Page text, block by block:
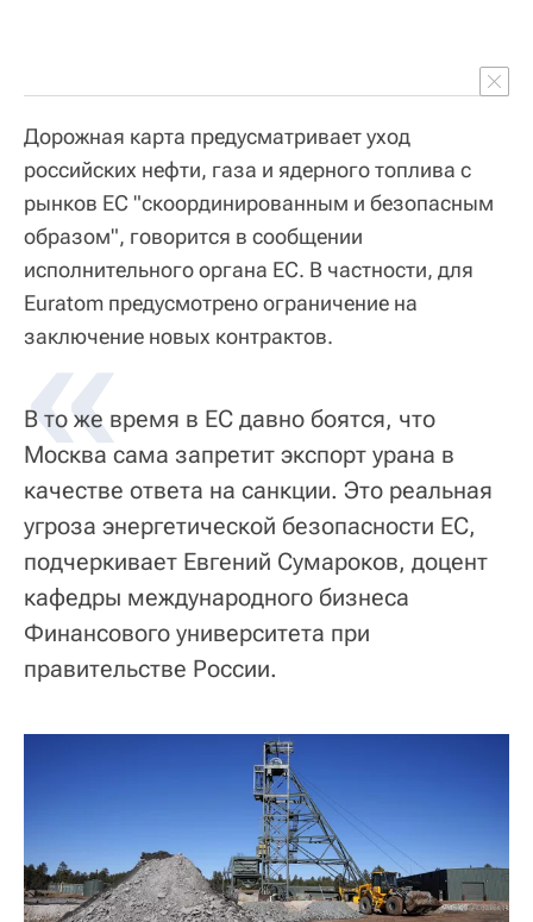
Дорожная карта предусматривает уход
российских нефти, газа и ядерного топлива с
рынков ЕС "скоординированным и безопасным
образом", говорится в сообщении
исполнительного органа ЕС. В частности, для
Euratom предусмотрено ограничение на
заключение новых контрактов.
«
В то же время в ЕС давно боятся, что
Москва сама запретит экспорт урана в
качестве ответа на санкции. Это реальная
угроза энергетической безопасности ЕС,
подчеркивает Евгений Сумароков, доцент
кафедры международного бизнеса
Финансового университета при
правительстве России.